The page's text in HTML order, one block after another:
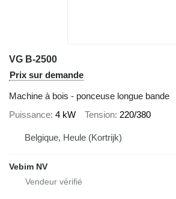
VG B-2500
Prix sur demande
Machine à bois - ponceuse longue bande
Puissance 4 kW Tension 220/380
Belgique, Heule (Kortrijk)
Vebim NV